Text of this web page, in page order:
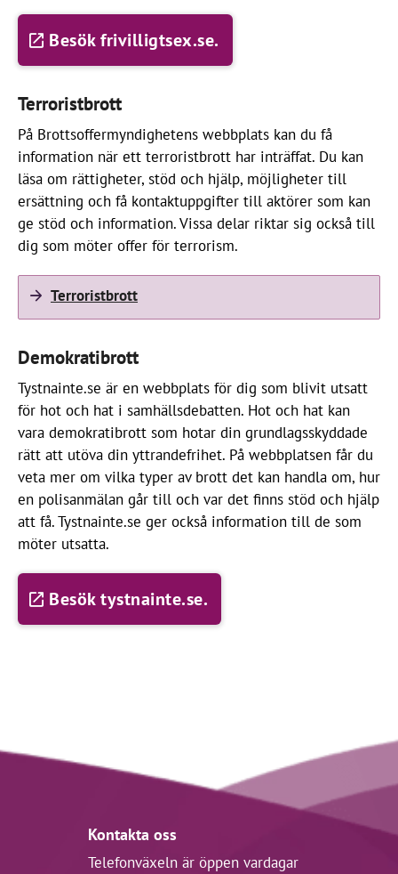
Besök frivilligtsex.se.
Terroristbrott
På Brottsoffermyndighetens webbplats kan du få
information när ett terroristbrott har inträffat. Du kan
läsa om rättigheter, stöd och hjälp, möjligheter till
ersättning och få kontaktuppgifter till aktörer som kan
ge stöd och information. Vissa delar riktar sig också till
dig som möter offer för terrorism.
Terroristbrott
Demokratibrott
Tystnainte.se är en webbplats för dig som blivit utsatt
för hot och hat i samhällsdebatten. Hot och hat kan
vara demokratibrott som hotar din grundlagsskyddade
rätt att utöva din yttrandefrihet. På webbplatsen får du
veta mer om vilka typer av brott det kan handla om, hur
en polisanmälan går till och var det finns stöd och hjälp
att få. Tystnainte.se ger också information till de som
möter utsatta.
Besök tystnainte.se.
Kontakta oss
Telefonväxeln är öppen vardagar